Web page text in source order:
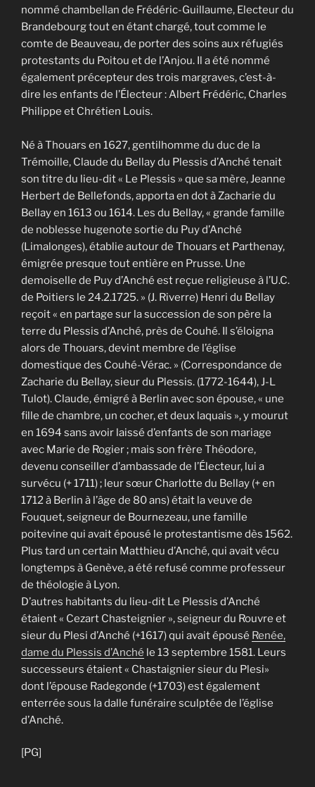
nommé chambellan de Frédéric-Guillaume, Electeur du
Brandebourg tout en étant chargé, tout comme le
comte de Beauveau, de porter des soins aux réfugiés
protestants du Poitou et de l’Anjou. Il a été nommé
également précepteur des trois margraves, c’est-à-
dire les enfants de l’Électeur : Albert Frédéric, Charles
Philippe et Chrétien Louis.
Né à Thouars en 1627, gentilhomme du duc de la
Trémoille, Claude du Bellay du Plessis d’Anché tenait
son titre du lieu-dit « Le Plessis » que sa mère, Jeanne
Herbert de Bellefonds, apporta en dot à Zacharie du
Bellay en 1613 ou 1614. Les du Bellay, « grande famille
de noblesse hugenote sortie du Puy d’Anché
(Limalonges), établie autour de Thouars et Parthenay,
émigrée presque tout entière en Prusse. Une
demoiselle de Puy d’Anché est reçue religieuse à l’U.C.
de Poitiers le 24.2.1725. » (J. Riverre) Henri du Bellay
reçoit « en partage sur la succession de son père la
terre du Plessis d’Anché, près de Couhé. Il s’éloigna
alors de Thouars, devint membre de l’église
domestique des Couhé-Vérac. » (Correspondance de
Zacharie du Bellay, sieur du Plessis. (1772-1644), J-L
Tulot). Claude, émigré à Berlin avec son épouse, « une
fille de chambre, un cocher, et deux laquais », y mourut
en 1694 sans avoir laissé d’enfants de son mariage
avec Marie de Rogier ; mais son frère Théodore,
devenu conseiller d’ambassade de l’Électeur, lui a
survécu (+ 1711) ; leur sœur Charlotte du Bellay (+ en
1712 à Berlin à l’âge de 80 ans) était la veuve de
Fouquet, seigneur de Bournezeau, une famille
poitevine qui avait épousé le protestantisme dès 1562.
Plus tard un certain Matthieu d’Anché, qui avait vécu
longtemps à Genève, a été refusé comme professeur
de théologie à Lyon.
D’autres habitants du lieu-dit Le Plessis d’Anché
étaient « Cezart Chasteignier », seigneur du Rouvre et
sieur du Plesi d’Anché (+1617) qui avait épousé Renée,
dame du Plessis d’Anché le 13 septembre 1581. Leurs
successeurs étaient « Chastaignier sieur du Plesi»
dont l’épouse Radegonde (+1703) est également
enterrée sous la dalle funéraire sculptée de l’église
d’Anché.
[PG]